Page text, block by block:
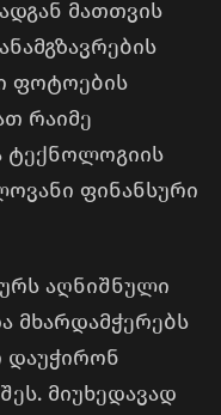
მათთვის
ფოტოების
რაიმე
ტექნოლოგიის
ფინანსური
აღნიშნული
მხარდამჭერებს
დაუჭირონ
მიუხედავად